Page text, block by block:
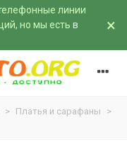
линии
но мы есть в
×
> Платья и сарафаны
>